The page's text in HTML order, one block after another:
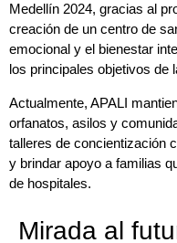
Medellín 2024, gracias al
creación de un centro de
emocional y el bienestar
los principales objetivos de
Actualmente, APALI
orfanatos, asilos y
talleres de concientización
y brindar apoyo a familias
de hospitales.
Mirada al